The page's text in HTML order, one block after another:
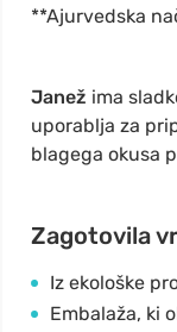
**Ajurvedska
Janež ima
uporablja za
blagega okusa
Zagotovila
Iz ekološke
Embalaža, ki